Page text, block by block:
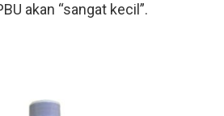
akan “sangat kecil”.